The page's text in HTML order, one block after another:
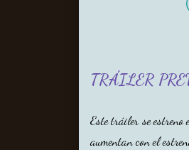
TRÁILER
Este tráiler se
aumentan con el